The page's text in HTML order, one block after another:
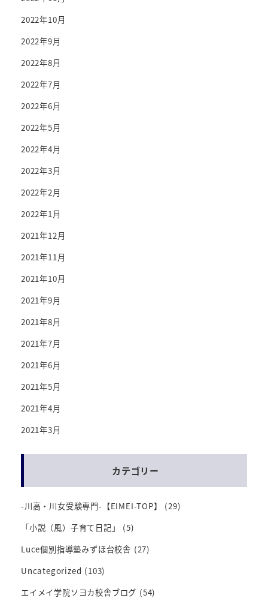
2022年10月
2022年9月
2022年8月
2022年7月
2022年6月
2022年5月
2022年4月
2022年3月
2022年2月
2022年1月
2021年12月
2021年11月
2021年10月
2021年9月
2021年8月
2021年7月
2021年6月
2021年5月
2021年4月
2021年3月
カテゴリー
-川高・川女受験専門-【EIMEI-TOP】
(29)
「小説（風）子育て日記」
(5)
Luce個別指導塾みずほ台校舎 (27)
Uncategorized (103)
エイメイ学院ソヨカ校舎ブログ (54)